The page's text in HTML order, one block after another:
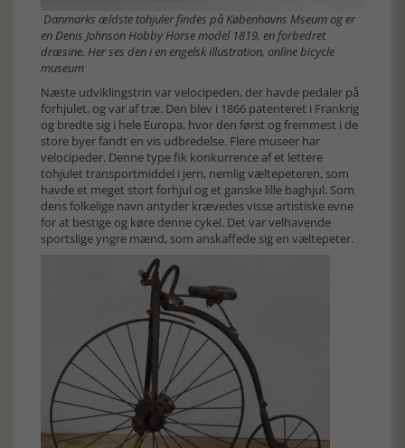
Danmarks ældste tohjuler findes på Københavns Mseum og er
en Denis Johnson Hobby Horse model 1819, en forbedret
dræsine. Her ses den i en engelsk illustration, online bicycle
museum
Næste udviklingstrin var velocipeden, der havde pedaler på
forhjulet, og var af træ. Den blev i 1866 patenteret i Frankrig
og bredte sig i hele Europa, hvor den først og fremmest i de
store byer fandt en vis udbredelse. Flere museer har
velocipeder. Denne type fik konkurrence af et lettere
tohjulet transportmiddel i jern, nemlig væltepeteren, som
havde et meget stort forhjul og et ganske lille baghjul. Som
dens folkelige navn antyder krævedes visse artistiske evne
for at bestige og køre denne cykel. Det var velhavende
sportslige yngre mænd, som anskaffede sig en væltepeter.